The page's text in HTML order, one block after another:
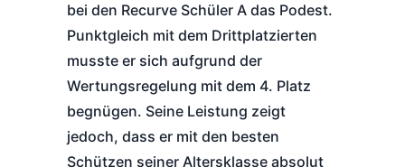
bei den Recurve Schüler A das Podest.
Punktgleich mit dem Drittplatzierten
musste er sich aufgrund der
Wertungsregelung mit dem 4. Platz
begnügen. Seine Leistung zeigt
jedoch, dass er mit den besten
Schützen seiner Altersklasse absolut